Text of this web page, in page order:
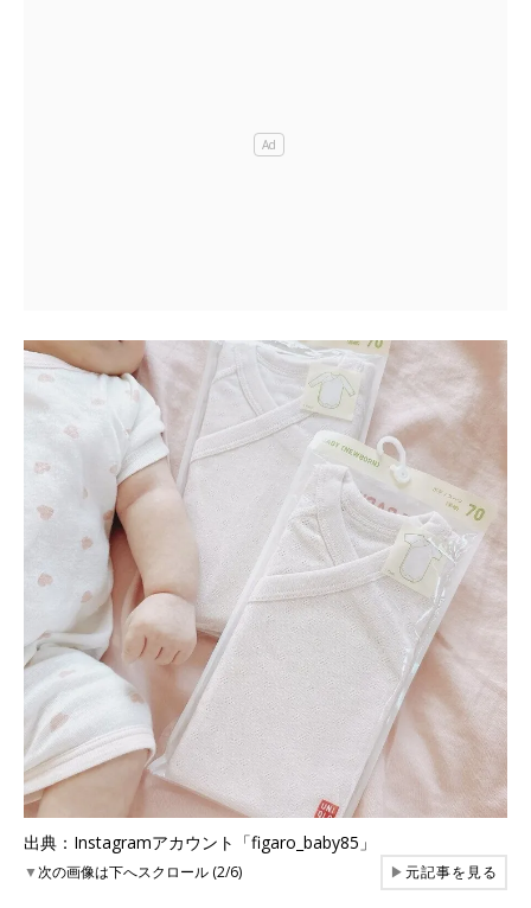
出典：Instagramアカウント「figaro_baby85」
▼次の画像は下へスクロール (2/6) ▶元記事を見る